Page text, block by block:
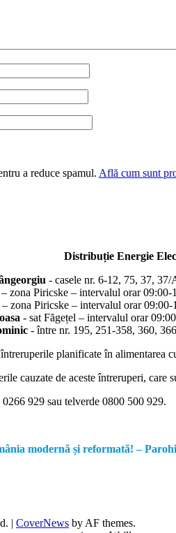
a reduce spamul. Află cum sunt
Distribuție Energie
- casele nr. 6-12, 75, 37,
– zona Piricske – intervalul orar 09:00-
– zona Piricske – intervalul orar 09:00-
- sat Făgețel – intervalul orar
- între nr. 195, 251-358, 360,
planificate în alimentarea
cauzate de aceste întreruperi,
0266 929 sau telverde 0800 500 929.
modernă și reformată! –
| CoverNews by AF themes.